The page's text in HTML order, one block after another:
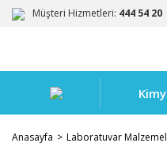
Müşteri Hizmetleri: 444 54 20
Anasayfa Laboratuvar